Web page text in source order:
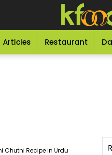
Articles Restaurant
Chutni Recipe In Urdu